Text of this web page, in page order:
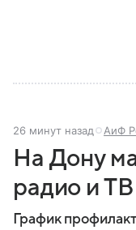
26 минут назад АиФ
На Дону
радио и ТВ
График